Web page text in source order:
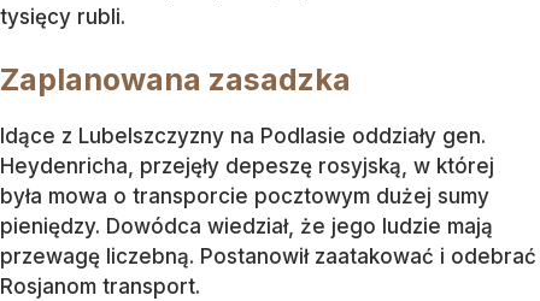
tysięcy rubli.
Zaplanowana zasadzka
Idące z Lubelszczyzny na Podlasie oddziały gen.
Heydenricha, przejęły depeszę rosyjską, w której
była mowa o transporcie pocztowym dużej sumy
pieniędzy. Dowódca wiedział, że jego ludzie mają
przewagę liczebną. Postanowił zaatakować i odebrać
Rosjanom transport.